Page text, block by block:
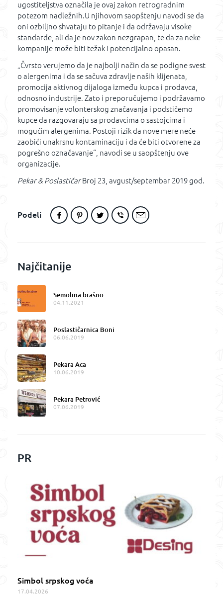
ugostiteljstva označila je ovaj zakon retrogradnim
potezom nadležnih.U njihovom saopštenju navodi se da
oni ozbiljno shvataju to pitanje i da održavaju visoke
standarde, ali da je nov zakon nezgrapan, te da za neke
kompanije može biti težak i potencijalno opasan.
„Čvrsto verujemo da je najbolji način da se podigne svest
o alergenima i da se sačuva zdravlje naših klijenata,
promocija aktivnog dijaloga između kupca i prodavca,
odnosno industrije. Zato i preporučujemo i podržavamo
promovisanje volonterskog značavanja i podstičemo
kupce da razgovaraju sa prodavcima o sastojcima i
mogućim alergenima. Postoji rizik da nove mere neće
zaobići unakrsnu kontaminaciju i da će biti otvorene za
pogrešno označavanje“, navodi se u saopštenju ove
organizacije.
Pekar & PoslastičarBroj 23, avgust/septembar 2019 god.
Podeli
Najčitanije
Semolina brašno
04.11.2021
Poslastičarnica Boni
06.06.2019
Pekara Aca
10.06.2019
Pekara Petrović
07.06.2019
PR
Simbol srpskog voća
17.04.2026